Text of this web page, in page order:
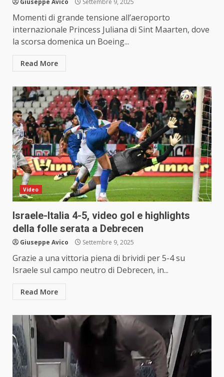
Giuseppe Avico Settembre 9, 2025
Momenti di grande tensione all’aeroporto
internazionale Princess Juliana di Sint Maarten, dove
la scorsa domenica un Boeing...
Read More
Video
Israele-Italia 4-5, video gol e highlights
della folle serata a Debrecen
Giuseppe Avico Settembre 9, 2025
Grazie a una vittoria piena di brividi per 5-4 su
Israele sul campo neutro di Debrecen, in...
Read More